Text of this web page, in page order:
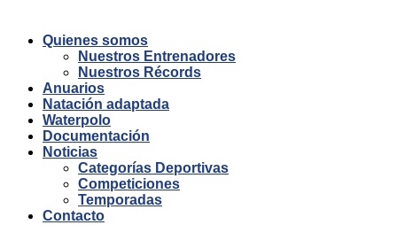
Quienes somos
Nuestros Entrenadores
Nuestros Récords
Anuarios
Natación adaptada
Waterpolo
Documentación
Noticias
Categorías Deportivas
Competiciones
Temporadas
Contacto